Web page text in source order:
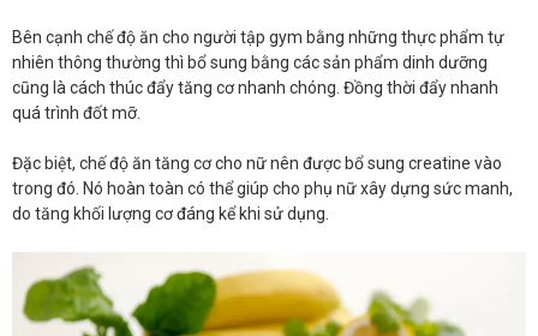
Bên cạnh chế độ ăn cho người tập gym bằng những thực phẩm tự
nhiên thông thường thì bổ sung bằng các sản phẩm dinh dưỡng
cũng là cách thúc đẩy tăng cơ nhanh chóng. Đồng thời đẩy nhanh
quá trình đốt mỡ.
Đặc biệt, chế độ ăn tăng cơ cho nữ nên được bổ sung creatine vào
trong đó. Nó hoàn toàn có thể giúp cho phụ nữ xây dựng sức manh,
do tăng khối lượng cơ đáng kể khi sử dụng.